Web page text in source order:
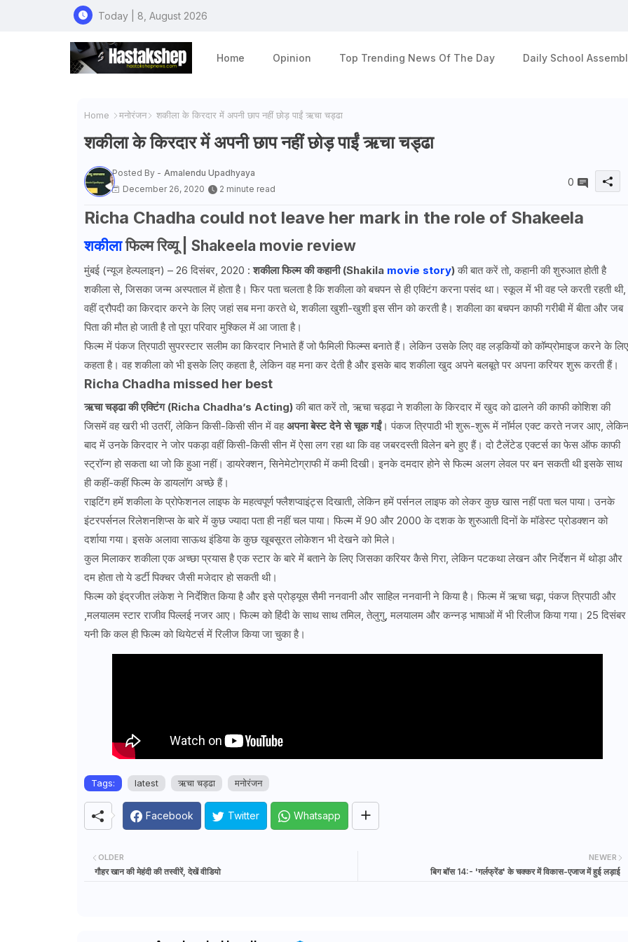
Today | 8, August 2026
Home Opinion Top Trending News Of The Day Daily School
Home मनोरंजन शकीला के किरदार में अपनी छाप नहीं छोड़ पाईं ऋचा चड्ढा
शकीला के किरदार में अपनी छाप नहीं छोड़ पाईं ऋचा चड्ढा
Posted By - Amalendu Upadhyaya
December 26, 2020
2 minute read
0
Richa Chadha could not leave her mark in the role of Shakeela
शकीलाफिल्म रिव्यू | Shakeela movie review
मुंबई (न्यूज हेल्पलाइन) – 26 दिसंबर, 2020 :शकीला फिल्म की कहानी (Shakila movie story)की बात करें तो, कहानी की शुरुआत होती है
शकीला से, जिसका जन्म अस्पताल में होता है। फिर पता चलता है कि शकीला को बचपन से ही एक्टिंग करना पसंद था। स्कूल में भी वह प्ले करती रहती थी,
वहीं द्रौपदी का किरदार करने के लिए जहां सब मना करते थे, शकीला खुशी-खुशी इस सीन को करती है। शकीला का बचपन काफी गरीबी में बीता और जब
पिता की मौत हो जाती है तो पूरा परिवार मुश्किल में आ जाता है।
फिल्म में पंकज त्रिपाठी सुपरस्टार सलीम का किरदार निभाते हैं जो फैमिली फिल्म्स बनाते हैं। लेकिन उसके लिए वह लड़कियों को कॉम्प्रोमाइज करने के लिए
कहता है। वह शकीला को भी इसके लिए कहता है, लेकिन वह मना कर देती है और इसके बाद शकीला खुद अपने बलबूते पर अपना करियर शुरू करती हैं।
Richa Chadha missed her best
ऋचा चड्ढा की एक्टिंग (Richa Chadha’s Acting)की बात करें तो, ऋचा चड्ढा ने शकीला के किरदार में खुद को ढालने की काफी कोशिश की
जिसमें वह खरी भी उतरीं, लेकिन किसी-किसी सीन में वहअपना बेस्ट देने से चूक गईं। पंकज त्रिपाठी भी शुरू-शुरू में नॉर्मल एक्ट करते नजर आए,
बाद में उनके किरदार ने जोर पकड़ा वहीं किसी-किसी सीन में ऐसा लग रहा था कि वह जबरदस्ती विलेन बने हुए हैं। दो टैलेंटेड एक्टर्स का फेस ऑफ काफी
स्ट्रॉन्ग हो सकता था जो कि हुआ नहीं। डायरेक्शन, सिनेमेटोग्राफी में कमी दिखी। इनके दमदार होने से फिल्म अलग लेवल पर बन सकती थी इसके साथ
ही कहीं-कहीं फिल्म के डायलॉग अच्छे हैं।
राइटिंग हमें शकीला के प्रोफेशनल लाइफ के महत्वपूर्ण फ्लैशप्वाइंट्स दिखाती, लेकिन हमें पर्सनल लाइफ को लेकर कुछ खास नहीं पता चल पाया। उनके
इंटरपर्सनल रिलेशनशिप्स के बारे में कुछ ज्यादा पता ही नहीं चल पाया। फिल्म में 90 और 2000 के दशक के शुरुआती दिनों के मॉडेस्ट प्रोडक्शन को
दर्शाया गया। इसके अलावा साऊथ इंडिया के कुछ खूबसूरत लोकेशन भी देखने को मिले।
कुल मिलाकर शकीला एक अच्छा प्रयास है एक स्टार के बारे में बताने के लिए जिसका करियर कैसे गिरा, लेकिन पटकथा लेखन और निर्देशन में थोड़ा और
दम होता तो ये डर्टी पिक्चर जैसी मजेदार हो सकती थी।
फिल्म को इंद्रजीत लंकेश ने निर्देशित किया है और इसे प्रोड्यूस सैमी ननवानी और साहिल ननवानी ने किया है। फिल्म में ऋचा चढ़ा, पंकज त्रिपाठी और
,मलयालम स्टार राजीव पिल्लई नजर आए। फिल्म को हिंदी के साथ साथ तमिल, तेलुगु, मलयालम और कन्नड़ भाषाओं में भी रिलीज किया गया। 25 दिसंबर
यनी कि कल ही फिल्म को थियेटर्स में रिलीज किया जा चुका है।
Tags: latest ऋचा चड्ढा मनोरंजन
Facebook Twitter Whatsapp
NEWER
बिग बॉस 14:- 'गर्लफ्रेंड' के चक्कर में विकास-एजाज में हुई लड़ाई
OLDER
गौहर खान की मेहंदी की तस्वीरें, देखें वीडियो